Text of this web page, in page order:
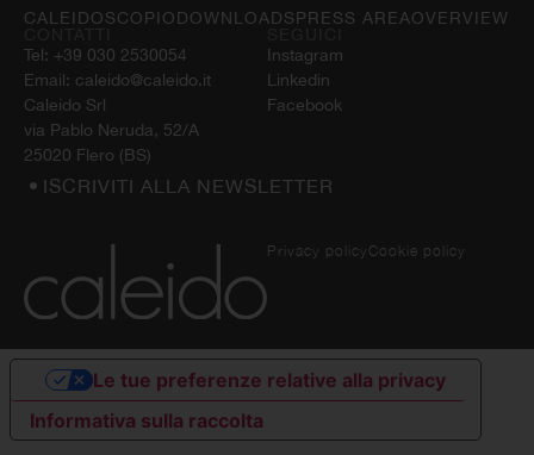
Tel: +39 030 2530054
Email: caleido@caleido.it
Caleido Srl
via Pablo Neruda, 52/A
25020 Flero (BS)
Instagram
Linkedin
Facebook
CALEIDOSCOPIODOWNLOADSPRESS AREAOVERVIEW
ISCRIVITI ALLA NEWSLETTER
Privacy policy Cookie policy
Informativa sulla raccolta
Le tue preferenze relative alla privacy